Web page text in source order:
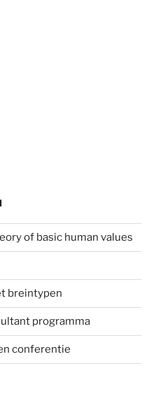
of basic human values
breintypen
programma
conferentie